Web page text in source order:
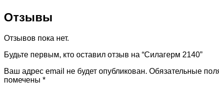
Отзывы
Отзывов пока нет.
Будьте первым, кто оставил отзыв на “Силагерм 2140”
Ваш адрес email не будет опубликован. Обязательные
помечены *